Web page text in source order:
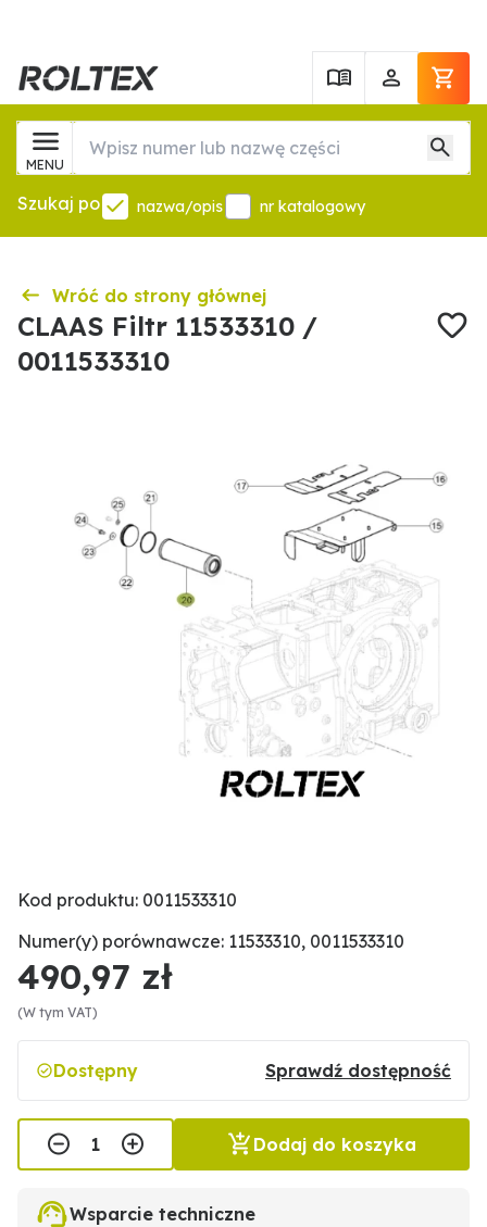
MENU
Szukaj po nazwa/opis nr katalogowy
Wróć do strony głównej
CLAAS Filtr 11533310 /
0011533310
Kod produktu: 0011533310
Numer(y) porównawcze: 11533310, 0011533310
490,97 zł
(W tym VAT)
Dostępny Sprawdź dostępność
Dodaj do koszyka
Wsparcie techniczne